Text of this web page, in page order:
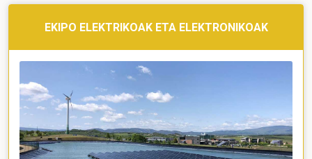
EKIPO ELEKTRIKOAK ETA ELEKTRONIKOAK